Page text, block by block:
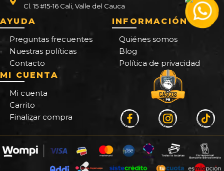
Cl. 15 #15-16 Cali, Valle del Cauca
AYUDA
Preguntas frecuentes
Nuestras políticas
Contacto
INFORMACIÓN
Quiénes somos
Blog
Política de privacidad
MI CUENTA
Mi cuenta
Carrito
Finalizar compra